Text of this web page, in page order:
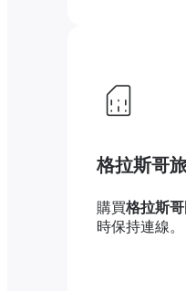
格拉斯哥
購買格拉斯
時保持連線。